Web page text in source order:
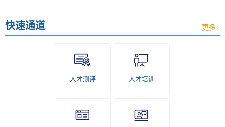
快速通道 更多>
人才测评 人才培训